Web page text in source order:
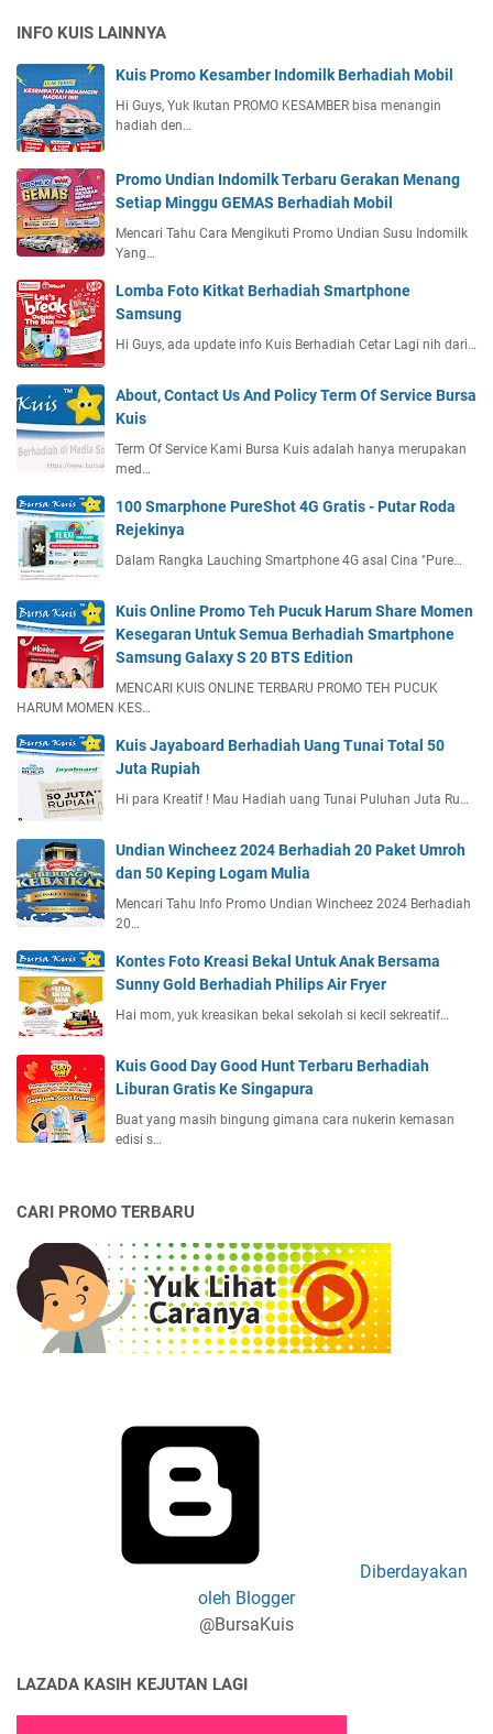
INFO KUIS LAINNYA
Kuis Promo Kesamber Indomilk Berhadiah Mobil
Hi Guys, Yuk Ikutan PROMO KESAMBER bisa menangin
hadiah den…
Promo Undian Indomilk Terbaru Gerakan Menang
Setiap Minggu GEMAS Berhadiah Mobil
Mencari Tahu Cara Mengikuti Promo Undian Susu Indomilk
Yang…
Lomba Foto Kitkat Berhadiah Smartphone
Samsung
Hi Guys, ada update info Kuis Berhadiah Cetar Lagi nih dari…
About, Contact Us And Policy Term Of Service Bursa
Kuis
Term Of Service Kami Bursa Kuis adalah hanya merupakan
med…
100 Smarphone PureShot 4G Gratis - Putar Roda
Rejekinya
Dalam Rangka Lauching Smartphone 4G asal Cina "Pure…
Kuis Online Promo Teh Pucuk Harum Share Momen
Kesegaran Untuk Semua Berhadiah Smartphone
Samsung Galaxy S 20 BTS Edition
MENCARI KUIS ONLINE TERBARU PROMO TEH PUCUK
HARUM MOMEN KES…
Kuis Jayaboard Berhadiah Uang Tunai Total 50
Juta Rupiah
Hi para Kreatif ! Mau Hadiah uang Tunai Puluhan Juta Ru…
Undian Wincheez 2024 Berhadiah 20 Paket Umroh
dan 50 Keping Logam Mulia
Mencari Tahu Info Promo Undian Wincheez 2024 Berhadiah
20…
Kontes Foto Kreasi Bekal Untuk Anak Bersama
Sunny Gold Berhadiah Philips Air Fryer
Hai mom, yuk kreasikan bekal sekolah si kecil sekreatif…
Kuis Good Day Good Hunt Terbaru Berhadiah
Liburan Gratis Ke Singapura
Buat yang masih bingung gimana cara nukerin kemasan
edisi s…
CARI PROMO TERBARU
Diberdayakan
oleh Blogger
@BursaKuis
LAZADA KASIH KEJUTAN LAGI